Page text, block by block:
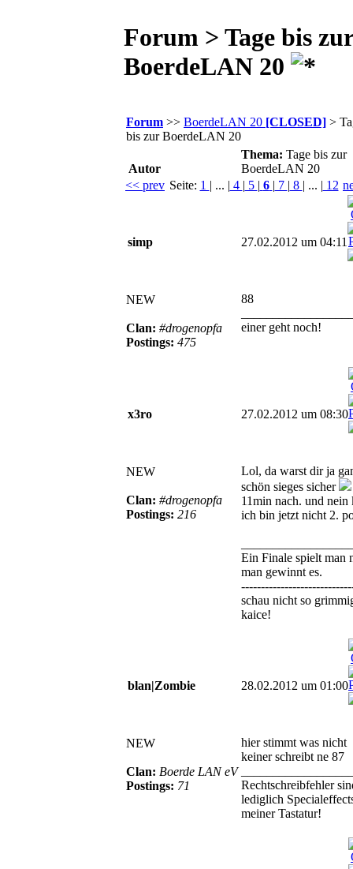
Forum > Tage bis zur
BoerdeLAN 20
Forum >> BoerdeLAN 20 [CLOSED] >
bis zur BoerdeLAN 20
Autor
Thema: Tage bis zur
BoerdeLAN 20
<< prev Seite: 1 | ... | 4 | 5 | 6 | 7 | 8 | ... | 12
simp 27.02.2012 um 04:11
NEW
Clan: #drogenopfa
Postings: 475
88
einer geht noch!
x3ro 27.02.2012 um 08:30
NEW
Clan: #drogenopfa
Postings: 216
Lol, da warst dir ja
schön sieges sicher
11min nach. und nein
ich bin jetzt nicht 2.
Ein Finale spielt man
man gewinnt es.
schau nicht so
kaice!
blan|Zombie 28.02.2012 um 01:00
NEW
Clan: Boerde LAN eV
Postings: 71
hier stimmt was nicht
keiner schreibt ne 87
Rechtschreibfehler
lediglich
meiner Tastatur!